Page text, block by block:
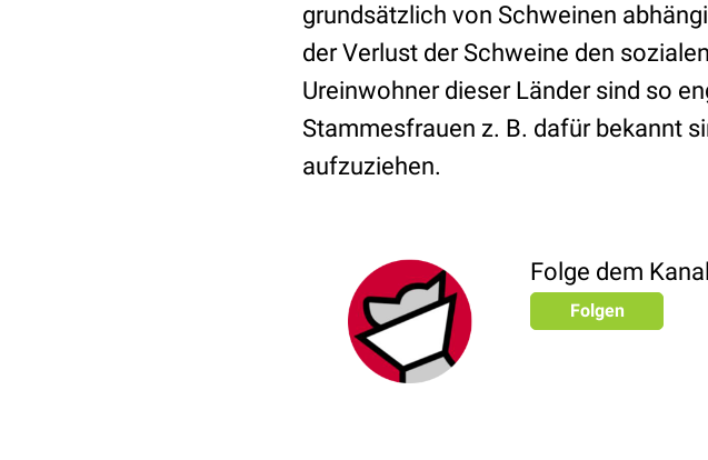
grundsätzlich von Schweinen
der Verlust der Schweine den
Ureinwohner dieser Länder sind so
Stammesfrauen z. B. dafür bekannt
aufzuziehen.
Folge dem Kanal
Folgen